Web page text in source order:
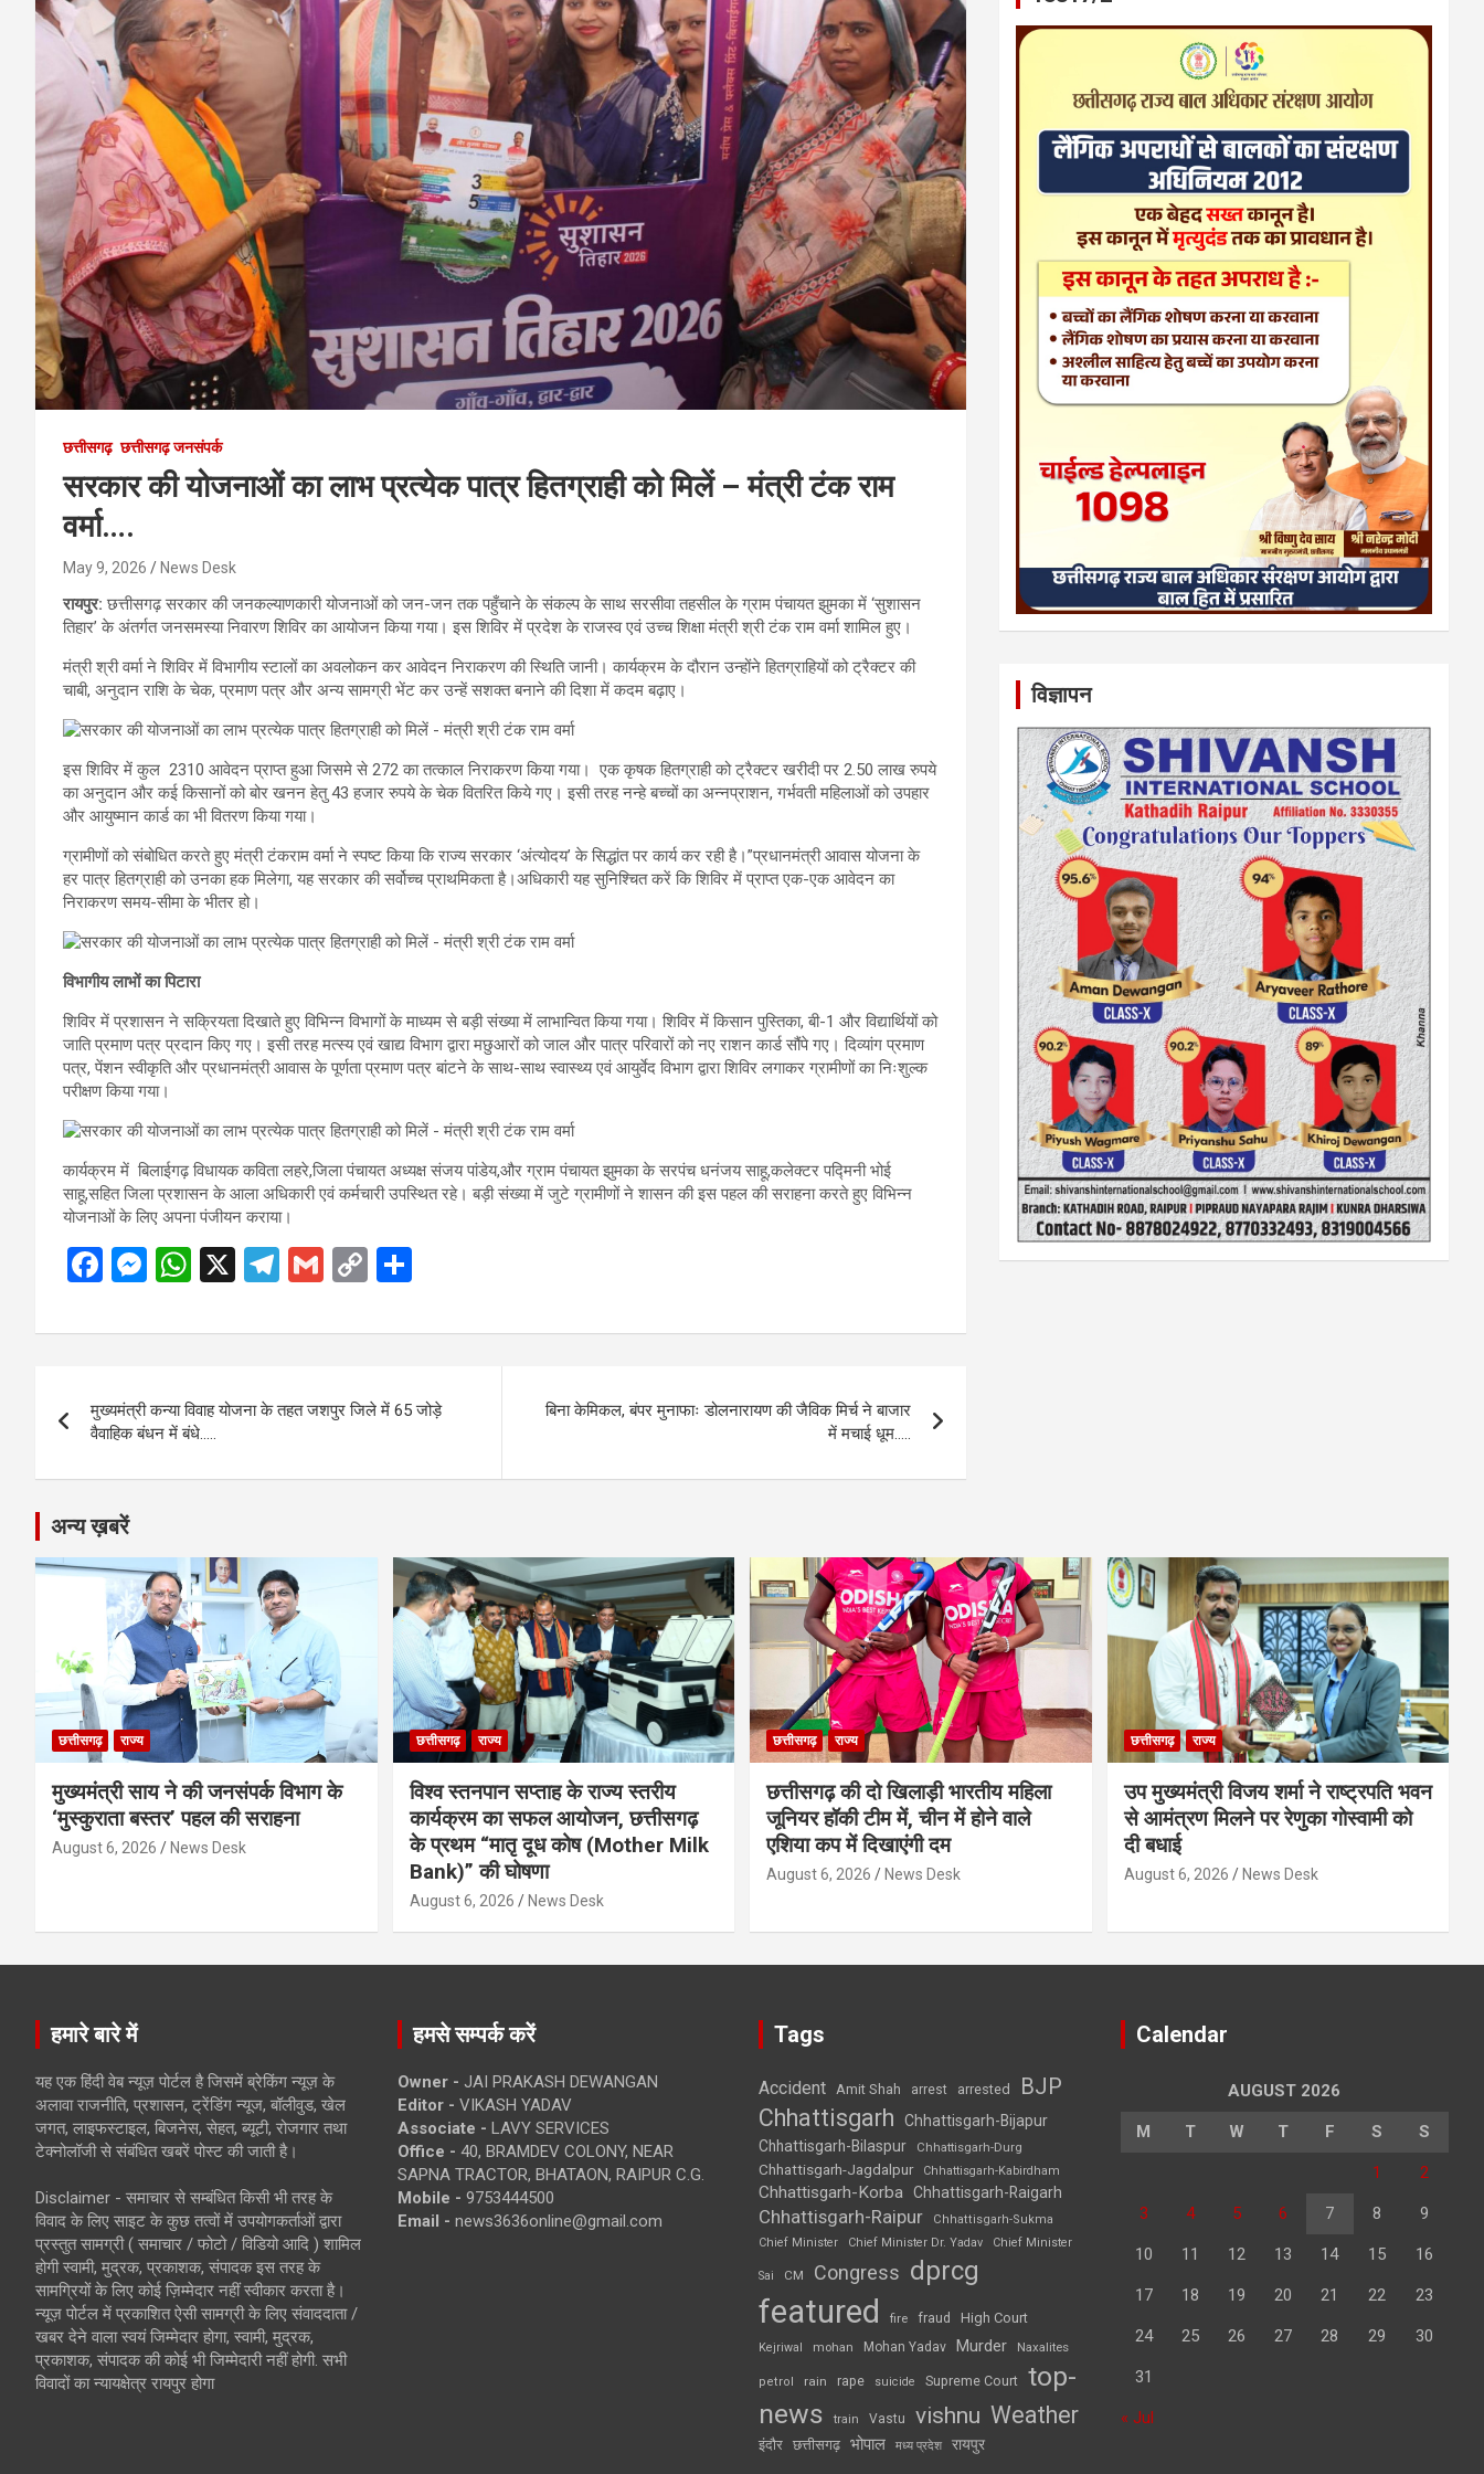
छत्तीसगढ़ छत्तीसगढ़ जनसंपर्क
सरकार की योजनाओं का लाभ प्रत्येक पात्र हितग्राही को मिलें – मंत्री टंक राम
वर्मा….
May 9, 2026 News Desk
रायपुर:छत्तीसगढ़ सरकार की जनकल्याणकारी योजनाओं को जन-जन तक पहुँचाने के संकल्प के साथ सरसीवा तहसील के ग्राम पंचायत झुमका में ‘सुशासन
तिहार’ के अंतर्गत जनसमस्या निवारण शिविर का आयोजन किया गया। इस शिविर में प्रदेश के राजस्व एवं उच्च शिक्षा मंत्री श्री टंक राम वर्मा शामिल हुए।
मंत्री श्री वर्मा ने शिविर में विभागीय स्टालों का अवलोकन कर आवेदन निराकरण की स्थिति जानी। कार्यक्रम के दौरान उन्होंने हितग्राहियों को ट्रैक्टर की
चाबी, अनुदान राशि के चेक, प्रमाण पत्र और अन्य सामग्री भेंट कर उन्हें सशक्त बनाने की दिशा में कदम बढ़ाए।
इस ​शिविर में ​कुल 2310 आवेदन प्राप्त हुआ जिसमे से 272 का ​तत्काल निराकरण किया गया। एक कृषक हितग्राही को ट्रैक्टर खरीदी पर 2.50 लाख रुपये
का अनुदान और कई किसानों को बोर खनन हेतु 43 हजार रुपये के चेक वितरित किये गए। इसी तरह नन्हे बच्चों का अन्नप्राशन, गर्भवती महिलाओं को उपहार
और आयुष्मान कार्ड का भी वितरण किया गया।
ग्रामीणों को संबोधित करते हुए मंत्री टंकराम वर्मा ने स्पष्ट किया कि राज्य सरकार ‘अंत्योदय’ के सिद्धांत पर कार्य कर रही है।​”प्रधानमंत्री आवास योजना के
हर पात्र हितग्राही को उनका हक मिलेगा, यह सरकार की सर्वोच्च प्राथमिकता है।अधिकारी यह सुनिश्चित करें कि शिविर में प्राप्त एक-एक आवेदन का
निराकरण समय-सीमा के भीतर हो।
​विभागीय लाभों का पिटारा
शिविर में प्रशासन ने सक्रियता दिखाते हुए विभिन्न विभागों के माध्यम से बड़ी संख्या में लाभान्वित किया गया। शिविर में किसान पुस्तिका, बी-1 और विद्यार्थियों को
जाति प्रमाण पत्र प्रदान किए गए। इसी तरह ​मत्स्य एवं खाद्य विभाग द्वारा मछुआरों को जाल और पात्र परिवारों को नए राशन कार्ड सौंपे गए। दिव्यांग प्रमाण
पत्र, पेंशन स्वीकृति और प्रधानमंत्री आवास के पूर्णता प्रमाण पत्र बांटने के साथ-साथ स्वास्थ्य एवं आयुर्वेद विभाग द्वारा शिविर लगाकर ग्रामीणों का निःशुल्क
परीक्षण किया गया।
कार्यक्रम में बिलाईगढ़ विधायक कविता लहरे,जिला पंचायत अध्यक्ष संजय पांडेय,और ग्राम पंचायत झुमका के सरपंच धनंजय साहू,कलेक्टर पद्मिनी भोई
साहू,सहित जिला प्रशासन के आला अधिकारी एवं कर्मचारी उपस्थित रहे। बड़ी संख्या में जुटे ग्रामीणों ने शासन की इस पहल की सराहना करते हुए विभिन्न
योजनाओं के लिए अपना पंजीयन कराया।
F
ce
o
o
k
M
se
g
er
W
at
A
p
p
X
T
e
a
G
ail
C
py
n
ar
navigation
मुख्यमंत्री कन्या विवाह योजना के तहत जशपुर जिले में 65 जोड़े
वैवाहिक बंधन में बंधे…..
बिना केमिकल, बंपर मुनाफाः डोलनारायण की जैविक मिर्च ने बाजार
में मचाई धूम…..
विज्ञापन
अन्य ख़बरें
छत्तीसगढ़ राज्य
मुख्यमंत्री साय ने की जनसंपर्क विभाग के
‘मुस्कुराता बस्तर’ पहल की सराहना
August 6, 2026 News Desk
छत्तीसगढ़ राज्य
विश्व स्तनपान सप्ताह के राज्य स्तरीय
कार्यक्रम का सफल आयोजन, छत्तीसगढ़
के प्रथम “मातृ दूध कोष (Mother Milk
Bank)” की घोषणा
August 6, 2026 News Desk
छत्तीसगढ़ राज्य
छत्तीसगढ़ की दो खिलाड़ी भारतीय महिला
जूनियर हॉकी टीम में, चीन में होने वाले
एशिया कप में दिखाएंगी दम
August 6, 2026 News Desk
छत्तीसगढ़ राज्य
उप मुख्यमंत्री विजय शर्मा ने राष्ट्रपति भवन
से आमंत्रण मिलने पर रेणुका गोस्वामी को
दी बधाई
August 6, 2026 News Desk
हमारे बारे में
यह एक हिंदी वेब न्यूज़ पोर्टल है जिसमें ब्रेकिंग न्यूज़ के
अलावा राजनीति, प्रशासन, ट्रेंडिंग न्यूज, बॉलीवुड, खेल
जगत, लाइफस्टाइल, बिजनेस, सेहत, ब्यूटी, रोजगार तथा
टेक्नोलॉजी से संबंधित खबरें पोस्ट की जाती है।
Disclaimer - समाचार से सम्बंधित किसी भी तरह के
विवाद के लिए साइट के कुछ तत्वों में उपयोगकर्ताओं द्वारा
प्रस्तुत सामग्री ( समाचार / फोटो / विडियो आदि ) शामिल
होगी स्वामी, मुद्रक, प्रकाशक, संपादक इस तरह के
सामग्रियों के लिए कोई ज़िम्मेदार नहीं स्वीकार करता है।
न्यूज़ पोर्टल में प्रकाशित ऐसी सामग्री के लिए संवाददाता /
खबर देने वाला स्वयं जिम्मेदार होगा, स्वामी, मुद्रक,
प्रकाशक, संपादक की कोई भी जिम्मेदारी नहीं होगी. सभी
विवादों का न्यायक्षेत्र रायपुर होगा
हमसे सम्पर्क करें
Owner - JAI PRAKASH DEWANGAN
Editor - VIKASH YADAV
Associate - LAVY SERVICES
Office - 40, BRAMDEV COLONY, NEAR
SAPNA TRACTOR, BHATAON, RAIPUR C.G.
Mobile - 9753444500
Email - news3636online@gmail.com
Tags
Accident Amit Shah arrest arrested BJP
Chhattisgarh
Chhattisgarh-Bijapur
Chhattisgarh-Bilaspur
Chhattisgarh-Durg
Chhattisgarh-Jagdalpur Chhattisgarh-Kabirdham
Chhattisgarh-Korba Chhattisgarh-Raigarh
Chhattisgarh-Raipur
Chhattisgarh-Sukma
Chief Minister
Chief Minister Dr. Yadav Chief Minister
Sai CM Congress dprcg
featured fire fraud High Court
Kejriwal mohan Mohan Yadav Murder Naxalites
petrol rain rape suicide Supreme Court top-
news
train Vastu vishnu Weather
इंदौर छत्तीसगढ़ भोपाल मध्य प्रदेश रायपुर
Calendar
AUGUST 2026
M T W T F S S
1 2
3 4 5 6 7 8 9
10 11 12 13 14 15 16
17 18 19 20 21 22 23
24 25 26 27 28 29 30
31
« Jul